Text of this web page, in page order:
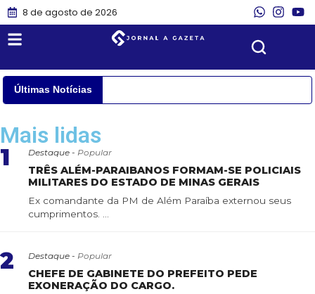
8 de agosto de 2026
Últimas Notícias
Mais lidas
1 Destaque - Popular
TRÊS ALÉM-PARAIBANOS FORMAM-SE POLICIAIS
MILITARES DO ESTADO DE MINAS GERAIS
Ex comandante da PM de Além Paraíba externou seus
cumprimentos. ...
2 Destaque - Popular
CHEFE DE GABINETE DO PREFEITO PEDE
EXONERAÇÃO DO CARGO.